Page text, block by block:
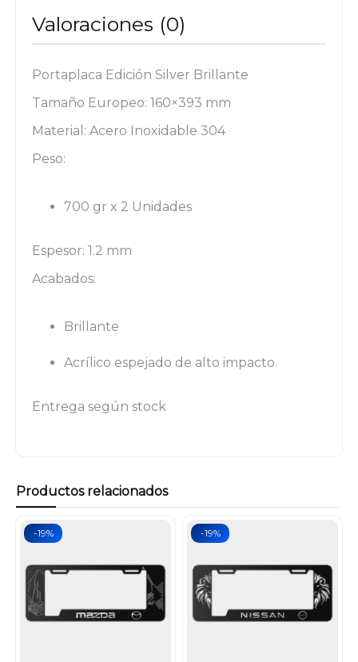
Valoraciones (0)
Portaplaca Edición Silver Brillante
Tamaño Europeo: 160×393 mm
Material: Acero Inoxidable 304
Peso:
700 gr x 2 Unidades
Espesor: 1.2 mm
Acabados:
Brillante
Acrílico espejado de alto impacto.
Entrega según stock
Productos relacionados
-19% -19%